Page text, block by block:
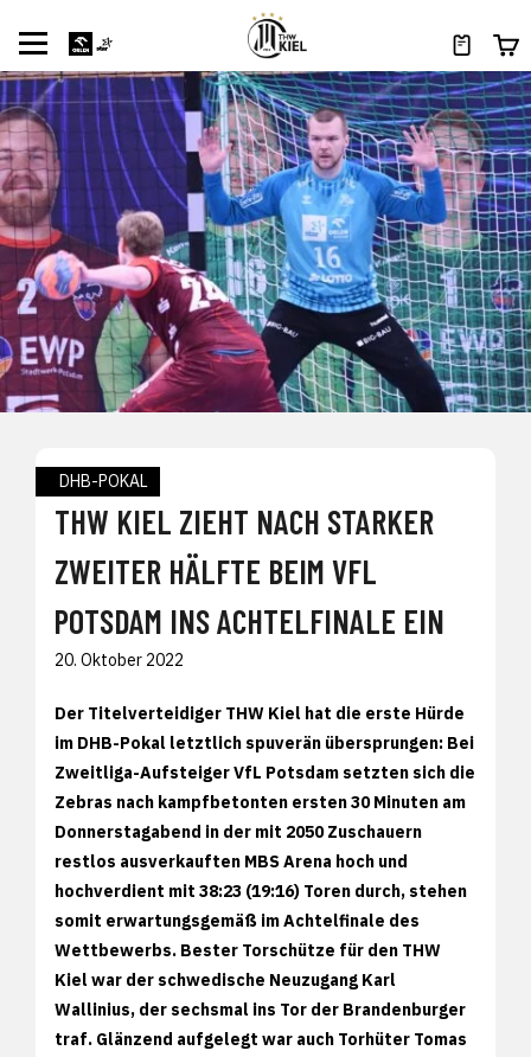
DHB-POKAL
THW KIEL ZIEHT NACH STARKER
ZWEITER HÄLFTE BEIM VFL
POTSDAM INS ACHTELFINALE EIN
20. Oktober 2022
Der Titelverteidiger THW Kiel hat die erste Hürde
im DHB-Pokal letztlich spuverän übersprungen: Bei
Zweitliga-Aufsteiger VfL Potsdam setzten sich die
Zebras nach kampfbetonten ersten 30 Minuten am
Donnerstagabend in der mit 2050 Zuschauern
restlos ausverkauften MBS Arena hoch und
hochverdient mit 38:23 (19:16) Toren durch, stehen
somit erwartungsgemäß im Achtelfinale des
Wettbewerbs. Bester Torschütze für den THW
Kiel war der schwedische Neuzugang Karl
Wallinius, der sechsmal ins Tor der Brandenburger
traf. Glänzend aufgelegt war auch Torhüter Tomas